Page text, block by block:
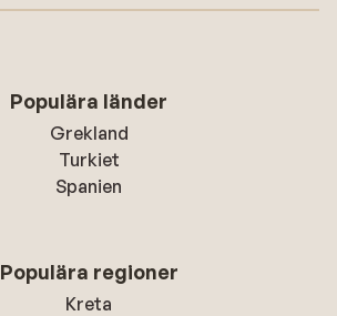
Populära länder
Grekland
Turkiet
Spanien
Populära regioner
Kreta